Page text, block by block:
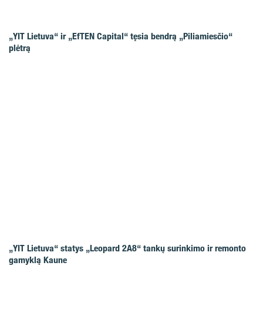
„YIT Lietuva“ ir „EfTEN Capital“ tęsia bendrą „Piliamiesčio“
plėtrą
„YIT Lietuva“ statys „Leopard 2A8“ tankų surinkimo ir remonto
gamyklą Kaune